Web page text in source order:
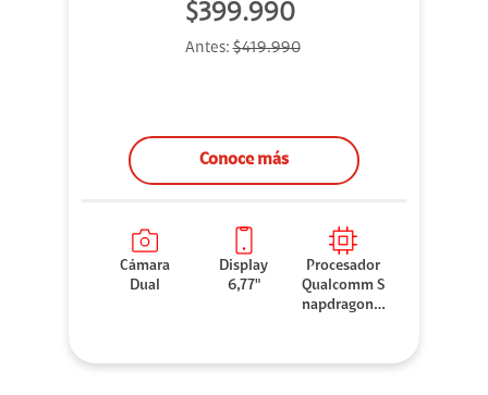
$399.990
Antes:$419.990
Conoce más
Cámara
Dual
Display
6,77"
Procesador
Qualcomm S
napdragon 7